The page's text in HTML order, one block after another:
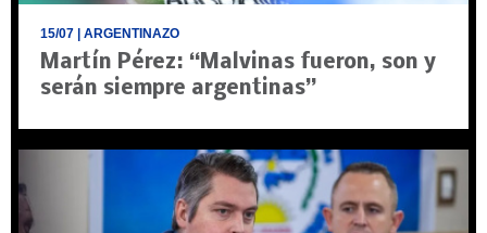
15/07 | ARGENTINAZO
Martín Pérez: “Malvinas fueron, son y
serán siempre argentinas”